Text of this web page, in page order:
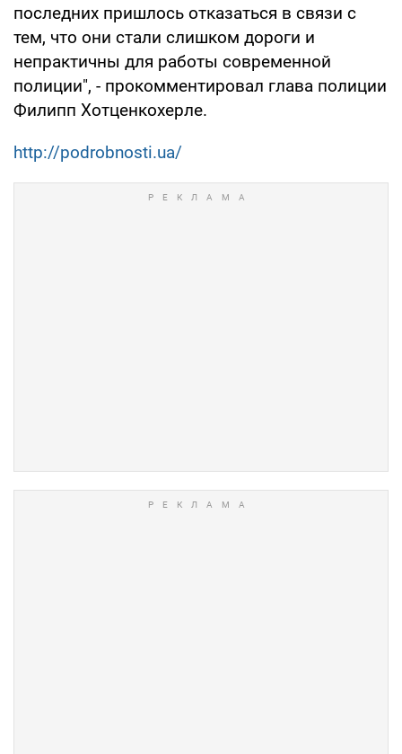
последних пришлось отказаться в связи с
тем, что они стали слишком дороги и
непрактичны для работы современной
полиции", - прокомментировал глава полиции
Филипп Хотценкохерле.
http://podrobnosti.ua/